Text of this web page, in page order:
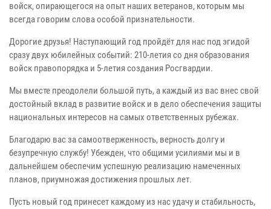
войск, опирающегося на опыт наших ветеранов, которым мы
всегда говорим слова особой признательности.
Дорогие друзья! Наступающий год пройдёт для нас под эгидой
сразу двух юбилейных событий: 210-летия со дня образования
войск правопорядка и 5-летия создания Росгвардии.
Мы вместе преодолели большой путь, а каждый из вас внес свой
достойный вклад в развитие войск и в дело обеспечения защиты
национальных интересов на самых ответственных рубежах.
Благодарю вас за самоотверженность, верность долгу и
безупречную службу! Убежден, что общими усилиями мы и в
дальнейшем обеспечим успешную реализацию намеченных
планов, приумножая достижения прошлых лет.
Пусть новый год принесет каждому из нас удачу и стабильность,